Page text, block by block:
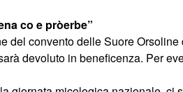
co e pròerbe”
del convento delle Suore Orsoline
devoluto in beneficenza. Per